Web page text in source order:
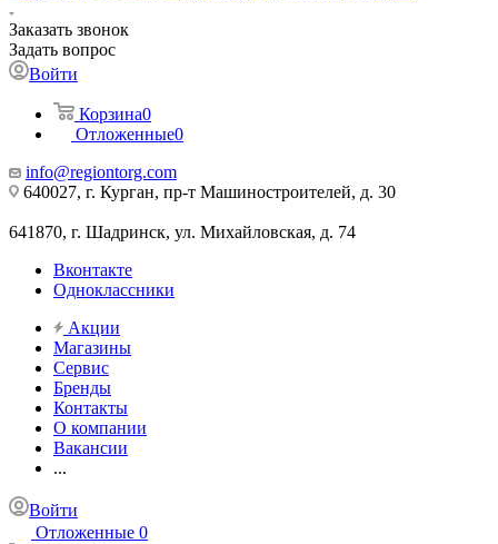
Заказать звонок
Задать вопрос
Войти
Корзина0
Отложенные0
info@regiontorg.com
640027, г. Курган, пр-т Машиностроителей, д. 30
641870, г. Шадринск, ул. Михайловская, д. 74
Вконтакте
Одноклассники
Акции
Магазины
Сервис
Бренды
Контакты
О компании
Вакансии
...
Войти
Отложенные 0